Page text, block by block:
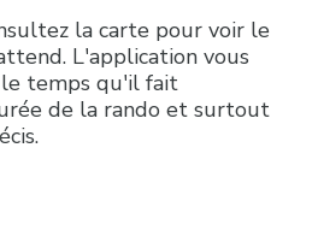
la carte pour voir le
L'application vous
temps qu'il fait
de la rando et surtout